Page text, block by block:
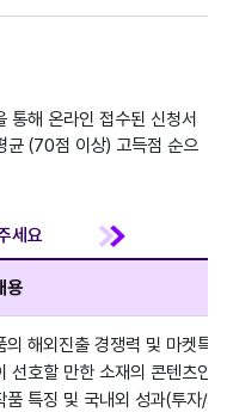
통해 온라인 접수된 신청서
균 (70점 이상) 고득점 순으
용
의 해외진출 경쟁력 및 마켓특
선호할 만한 소재의 콘텐츠인
품 특징 및 국내외 성과(투자/